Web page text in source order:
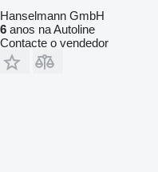
Hanselmann GmbH
6 anos na Autoline
Contacte o vendedor